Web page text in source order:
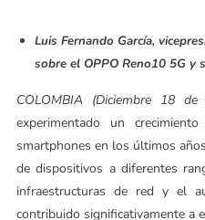
Luis Fernando García,
sobre el OPPO Reno10 5G y
COLOMBIA
experimentado un
smartphones en los últimos
de dispositivos a diferentes
infraestructuras de red y el
contribuido significativamente a